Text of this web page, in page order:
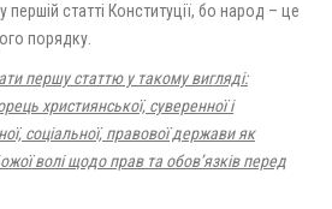
статті Конституції, бо народ – це
порядку.
першу статтю у такому вигляді:
християнської, суверенної і
соціальної, правової держави як
волі щодо прав та обов’язків перед